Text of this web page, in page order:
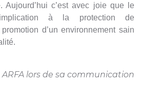
Aujourd’hui c’est avec joie que le
à la protection de
d’un environnement sain
ARFA lors de sa communication